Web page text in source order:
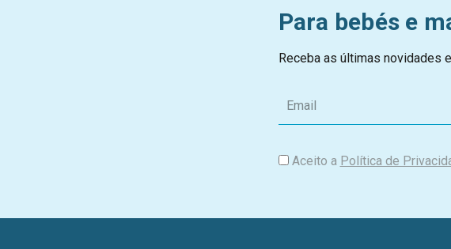
Para bebés e
Receba as últimas novidades
m
i
Aceito a Política de